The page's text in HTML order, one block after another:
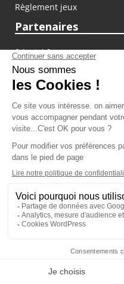
Règlement jeux
Partenaires
fiducial.fr
lyoncapitale.fr
olympique-et-lyonnais.com
L'application Iphone
Les cookies
Gestion des cookies
Crédit photos :
Jacques Pessis
Les clefs d'une vie